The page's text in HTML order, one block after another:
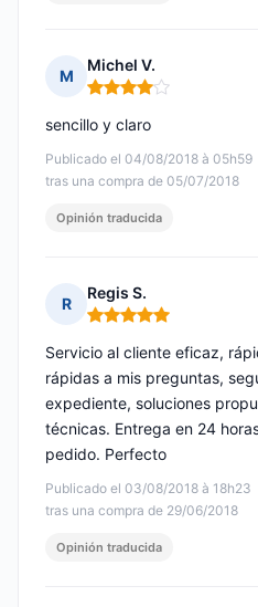
M
Michel V.
Nota: 4 de 5
Publicado el 04/08/2018 à 05h59
tras una compra de 05/07/2018
sencillo y claro
Opinión traducida
R
Regis S.
Nota: 5 de 5
Publicado el 03/08/2018 à 18h23
tras una compra de 29/06/2018
Servicio al cliente eficaz,
rápidas a mis preguntas,
expediente, soluciones
técnicas. Entrega en 24
pedido. Perfecto
Opinión traducida